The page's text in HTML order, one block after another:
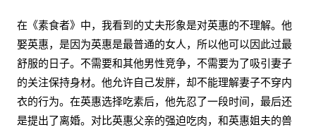
在《素食者》中，我看到的丈夫形象是对英惠的不理解。他
娶英惠，是因为英惠是最普通的女人，所以他可以因此过最
舒服的日子。不需要和其他男性竞争，不需要为了吸引妻子
的关注保持身材。他允许自己发胖，却不能理解妻子不穿内
衣的行为。在英惠选择吃素后，他先忍了一段时间，最后还
是提出了离婚。对比英惠父亲的强迫吃肉，和英惠姐夫的兽